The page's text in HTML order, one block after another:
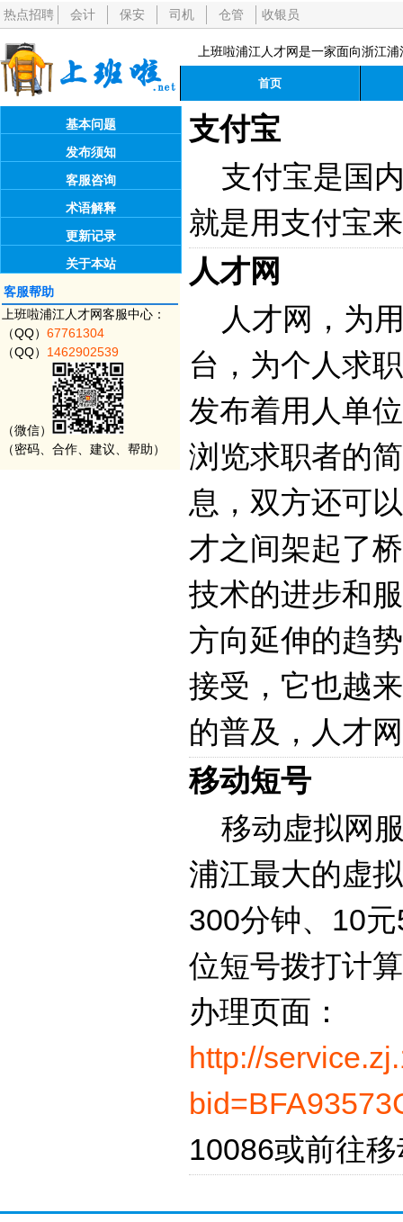
热点招聘 会计 保安 司机 仓管 收银员
上班啦浦江人才网是一家面向浙江
首页
基本问题
发布须知
客服咨询
术语解释
更新记录
关于本站
客服帮助
上班啦浦江人才网客服中心：
（QQ） 67761304
（QQ） 1462902539
（微信）
（密码、合作、建议、帮助）
支付宝
支付宝是国
就是用支付宝
人才网
人才网，为
台，为个人求
发布着用人单
浏览求职者的
息，双方还可
才之间架起了
技术的进步和
方向延伸的趋
接受，它也越
的普及，人才
移动短号
移动虚拟网
浦江最大的虚
300分钟、10
位短号拨打计
办理页面：
http://
10086或前往